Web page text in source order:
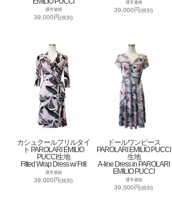
通常価格
39,000円(税別)
通常価格
39,000円(税別)
カシュクールフリルタイ
ト PAROLARI EMILIO
PUCCI生地
Fitted Wrap Dress w/ Frill
通常価格
39,000円(税別)
ドールワンピース
PAROLARI EMILIO PUCCI
生地
A-line Dress in PAROLARI
EMILIO PUCCI
通常価格
39,000円(税別)